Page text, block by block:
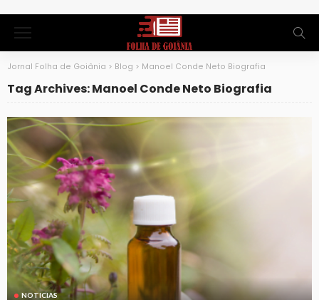
Jornal Folha de Goiânia > Blog > Manoel Conde Neto Biografia
Tag Archives: Manoel Conde Neto Biografia
NOTICIAS